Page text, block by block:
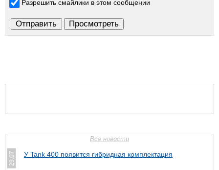
Разрешить смайлики в этом сообщении
Все новости
29.07 У Tank 400 появится гибридная комплектация